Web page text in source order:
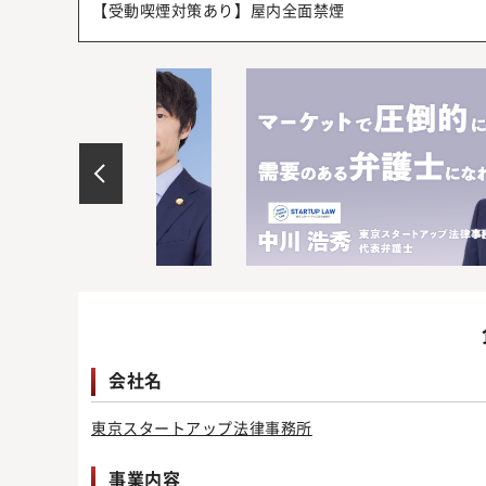
【受動喫煙対策あり】屋内全面禁煙
会社名
東京スタートアップ法律事務所
事業内容